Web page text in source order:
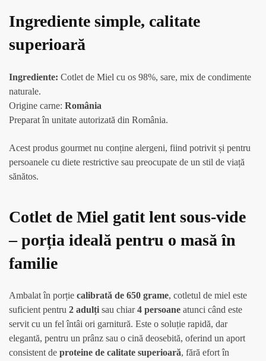
Ingrediente simple, calitate
superioară
Ingrediente: Cotlet de Miel cu os 98%, sare, mix de condimente
naturale.
Origine carne: România
Preparat în unitate autorizată din România.
Acest produs gourmet nu conține alergeni, fiind potrivit și pentru
persoanele cu diete restrictive sau preocupate de un stil de viață
sănătos.
Cotlet de Miel gatit lent sous-vide
– porția ideală pentru o masă în
familie
Ambalat în porție calibrată de 650 grame, cotletul de miel este
suficient pentru 2 adulți sau chiar4 persoane atunci când este
servit cu un fel întâi ori garnitură. Este o soluție rapidă, dar
elegantă, pentru un prânz sau o cină deosebită, oferind un aport
consistent de proteine de calitate superioară, fără efort în